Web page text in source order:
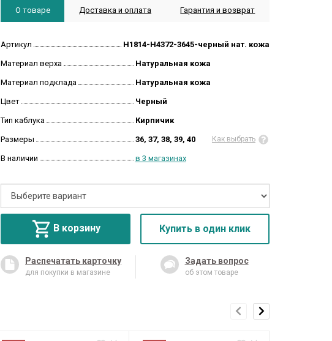
О товаре Доставка и оплата Гарантия и возврат
Артикул H1814-H4372-3645-черный нат. кожа
Материал верха Натуральная кожа
Материал подклада Натуральная кожа
Цвет Черный
Тип каблука Кирпичик
Размеры 36, 37, 38, 39, 40 Как выбрать
В наличии в 3 магазинах
В корзину Купить в один клик
Распечатать карточку
для покупки в магазине
Задать вопрос
об этом товаре